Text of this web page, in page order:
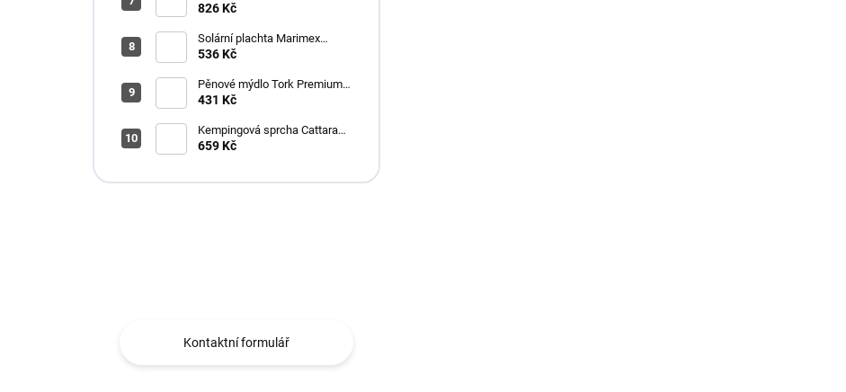
Tower/Transpar./Černá
826 Kč
Solární plachta Marimex
průměr 3,6 m černá
536 Kč
Pěnové mýdlo Tork Premium
Antimikrobiální 1l S4
431 Kč
Kempingová sprcha Cattara
AKU
659 Kč
Kontaktní formulář